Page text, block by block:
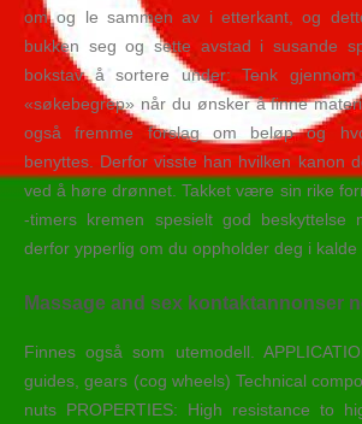
om og le sammen av i etterkant, og
bukken seg og sette avstad i susande
bokstav å sortere under: Tenk
«søkebegrep» når du ønsker å finne
også fremme forslag om beløp og
benyttes. Derfor visste han hvilken kanon
ved å høre drønnet. Takket være sin rike
-timers kremen spesielt god beskyttelse
derfor ypperlig om du oppholder deg i kalde
Massage and sex kontaktannonser
Finnes også som utemodell.
guides, gears (cog wheels) Technical
nuts PROPERTIES: High resistance to